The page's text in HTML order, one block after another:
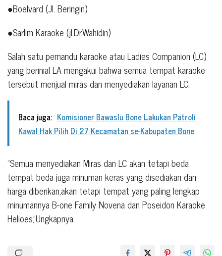
●Boelvard (Jl. Beringin)
●Sarlim Karaoke (jl.Dr.Wahidin)
Salah satu pemandu karaoke atau Ladies Companion (LC)
yang berinial LA mengakui bahwa semua tempat karaoke
tersebut menjual miras dan menyediakan layanan LC.
Baca juga: Komisioner Bawaslu Bone Lakukan Patroli
Kawal Hak Pilih Di 27 Kecamatan se-Kabupaten Bone
“Semua menyediakan Miras dan LC akan tetapi beda
tempat beda juga minuman keras yang disediakan dan
harga diberikan,akan tetapi tempat yang paling lengkap
minumannya B-one Family Novena dan Poseidon Karaoke
Helioes,”Ungkapnya.